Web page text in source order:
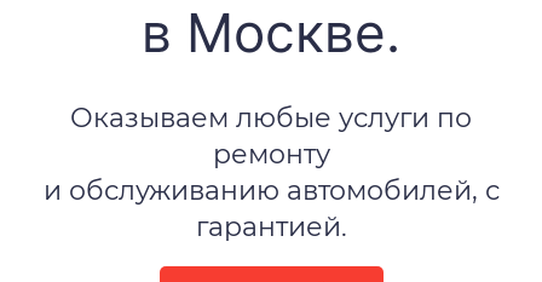
в Москве.
Оказываем любые услуги по
ремонту
и обслуживанию автомобилей, с
гарантией.